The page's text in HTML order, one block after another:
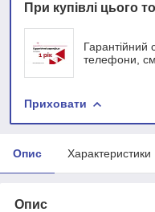
При купівлі цього
Гарантійний
телефони,
Приховати
Опис Характеристики
Опис